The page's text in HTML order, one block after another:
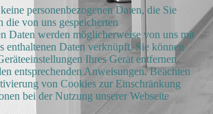
personenbezogenen Daten, die Sie
die von uns gespeicherten
Daten werden möglicherweise von uns mit
enthaltenen Daten verknüpft. Sie können
Ihres Gerät entfernen.
entsprechenden Anweisungen. Beachten
von Cookies zur Einschränkung
bei der Nutzung unserer Webseite